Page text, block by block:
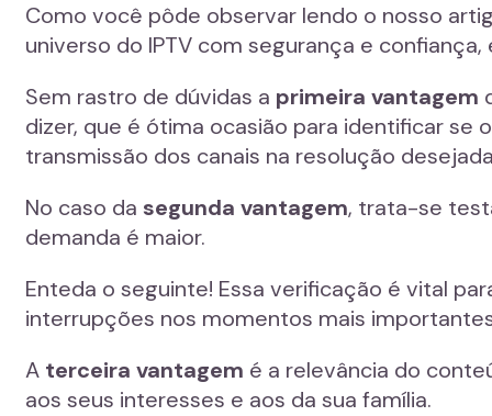
Como você pôde observar lendo o nosso
universo do IPTV com segurança e
Sem rastro de dúvidas a primeira vantagem
dizer, que é ótima ocasião para identificar
transmissão dos canais na resolução desejada
No caso da segunda vantagem, trata-se
demanda é maior.
Enteda o seguinte! Essa verificação é vital
interrupções nos momentos mais
A terceira vantagem é a relevância do
aos seus interesses e aos da sua família.